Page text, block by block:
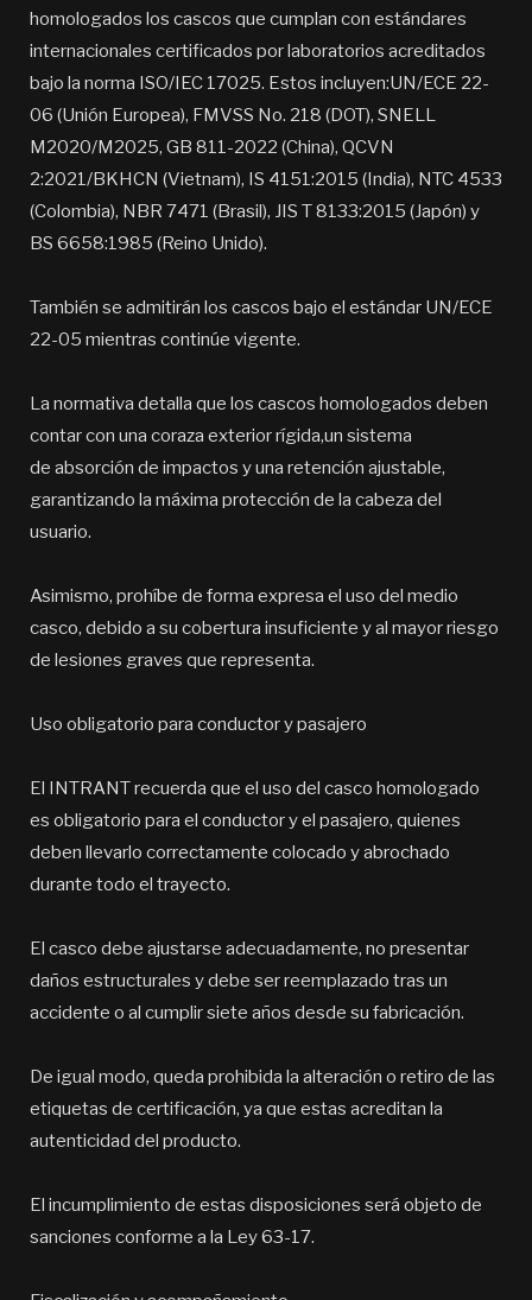
homologados los cascos que cumplan con estándares
internacionales certificados por laboratorios acreditados
bajo la norma ISO/IEC 17025. Estos incluyen:UN/ECE 22-
06 (Unión Europea), FMVSS No. 218 (DOT), SNELL
M2020/M2025, GB 811-2022 (China), QCVN
2:2021/BKHCN (Vietnam), IS 4151:2015 (India), NTC 4533
(Colombia), NBR 7471 (Brasil), JIS T 8133:2015 (Japón) y
BS 6658:1985 (Reino Unido).
También se admitirán los cascos bajo el estándar UN/ECE
22-05 mientras continúe vigente.
La normativa detalla que los cascos homologados deben
contar con una coraza exterior rígida,un sistema
de absorción de impactos y una retención ajustable,
garantizando la máxima protección de la cabeza del
usuario.
Asimismo, prohíbe de forma expresa el uso del medio
casco, debido a su cobertura insuficiente y al mayor riesgo
de lesiones graves que representa.
Uso obligatorio para conductor y pasajero
El INTRANT recuerda que el uso del casco homologado
es obligatorio para el conductor y el pasajero, quienes
deben llevarlo correctamente colocado y abrochado
durante todo el trayecto.
El casco debe ajustarse adecuadamente, no presentar
daños estructurales y debe ser reemplazado tras un
accidente o al cumplir siete años desde su fabricación.
De igual modo, queda prohibida la alteración o retiro de las
etiquetas de certificación, ya que estas acreditan la
autenticidad del producto.
El incumplimiento de estas disposiciones será objeto de
sanciones conforme a la Ley 63-17.